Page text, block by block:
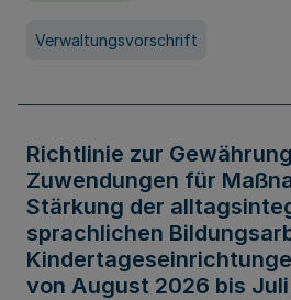
Verwaltungsvorschrift
Richtlinie zur
Zuwendungen für
Stärkung der
sprachlichen
von August 2026 bis